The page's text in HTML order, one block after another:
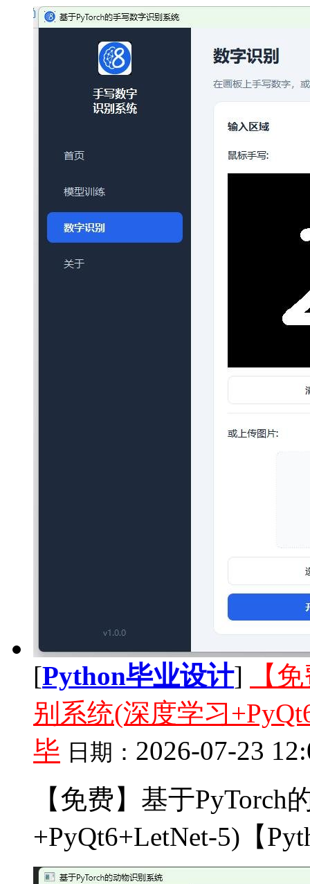
[Python毕业设计]
【
别系统(深度学习
毕 日期： 2026-07-23
【免费】基于
+PyQt6+LetNet-5)【